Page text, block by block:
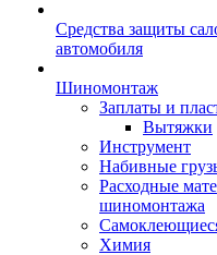
Средства защиты
автомобиля
Шиномонтаж
Заплаты и
Вытяжки
Инструмент
Набивные
Расходные
шиномонтажа
Химия